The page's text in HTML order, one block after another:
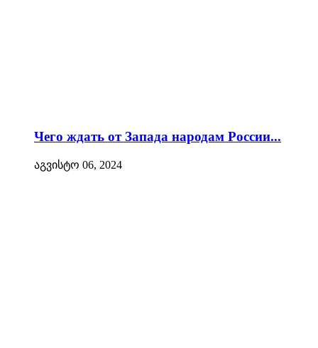
Чего ждать от Запада народам России...
აგვისტო 06, 2024